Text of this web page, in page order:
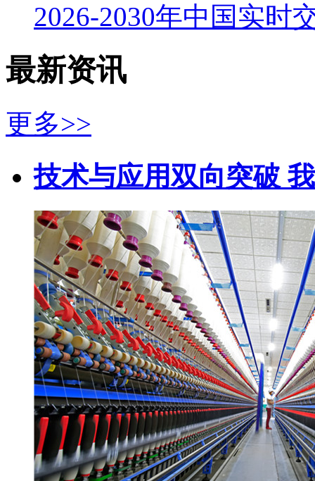
2026-2030年中国实时
最新资讯
更多>>
技术与应用双向突破